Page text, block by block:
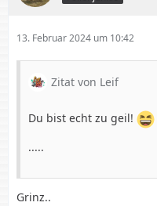
13. Februar 2024 um 10:42
Zitat von Leif
Du bist echt zu geil!
.....
Grinz..